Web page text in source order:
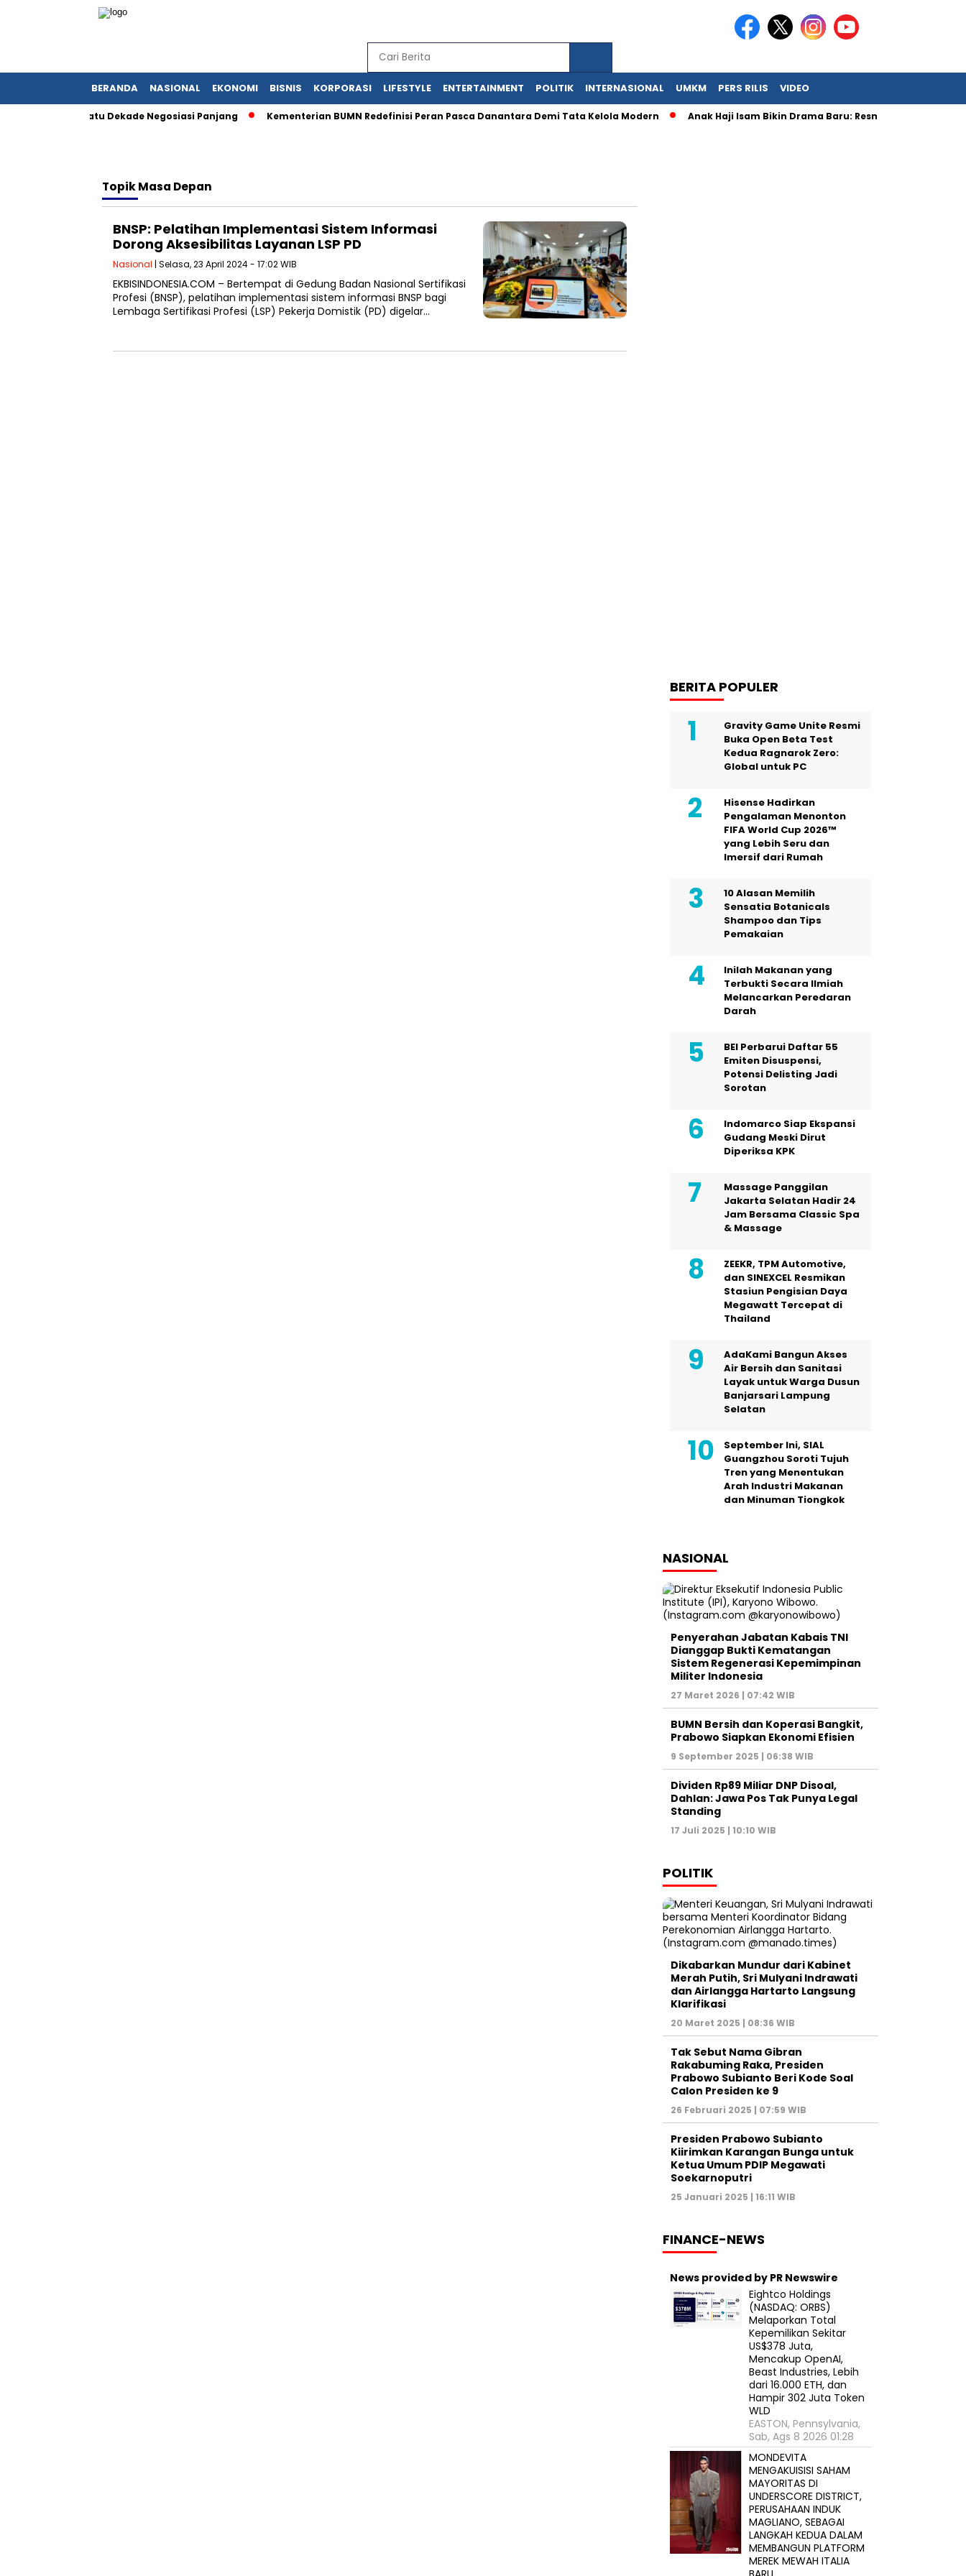
BERANDA NASIONAL EKONOMI BISNIS KORPORASI LIFESTYLE ENTERTAINMENT POLITIK INTERNASIONAL UMKM PERS RILIS VIDEO
Setelah Satu Dekade Negosiasi Panjang Kementerian BUMN Redefinisi Peran Pasca Danantara Demi Tata Kelola Modern Anak Haji Isam Bikin Drama Baru: Resmi Jadi Big Boss KFC!
TopikMasa Depan
BNSP: Pelatihan Implementasi Sistem Informasi
Dorong Aksesibilitas Layanan LSP PD
Nasional | Selasa, 23 April 2024 - 17:02 WIB
EKBISINDONESIA.COM – Bertempat di Gedung Badan Nasional Sertifikasi
Profesi (BNSP), pelatihan implementasi sistem informasi BNSP bagi
Lembaga Sertifikasi Profesi (LSP) Pekerja Domistik (PD) digelar…
BERITA POPULER
Gravity Game Unite Resmi
Buka Open Beta Test
Kedua Ragnarok Zero:
Global untuk PC
Hisense Hadirkan
Pengalaman Menonton
FIFA World Cup 2026™
yang Lebih Seru dan
Imersif dari Rumah
10 Alasan Memilih
Sensatia Botanicals
Shampoo dan Tips
Pemakaian
Inilah Makanan yang
Terbukti Secara Ilmiah
Melancarkan Peredaran
Darah
BEI Perbarui Daftar 55
Emiten Disuspensi,
Potensi Delisting Jadi
Sorotan
Indomarco Siap Ekspansi
Gudang Meski Dirut
Diperiksa KPK
Massage Panggilan
Jakarta Selatan Hadir 24
Jam Bersama Classic Spa
& Massage
ZEEKR, TPM Automotive,
dan SINEXCEL Resmikan
Stasiun Pengisian Daya
Megawatt Tercepat di
Thailand
AdaKami Bangun Akses
Air Bersih dan Sanitasi
Layak untuk Warga Dusun
Banjarsari Lampung
Selatan
September Ini, SIAL
Guangzhou Soroti Tujuh
Tren yang Menentukan
Arah Industri Makanan
dan Minuman Tiongkok
NASIONAL
Penyerahan Jabatan Kabais TNI
Dianggap Bukti Kematangan
Sistem Regenerasi Kepemimpinan
Militer Indonesia
27 Maret 2026 | 07:42 WIB
BUMN Bersih dan Koperasi Bangkit,
Prabowo Siapkan Ekonomi Efisien
9 September 2025 | 06:38 WIB
Dividen Rp89 Miliar DNP Disoal,
Dahlan: Jawa Pos Tak Punya Legal
Standing
17 Juli 2025 | 10:10 WIB
POLITIK
Dikabarkan Mundur dari Kabinet
Merah Putih, Sri Mulyani Indrawati
dan Airlangga Hartarto Langsung
Klarifikasi
20 Maret 2025 | 08:36 WIB
Tak Sebut Nama Gibran
Rakabuming Raka, Presiden
Prabowo Subianto Beri Kode Soal
Calon Presiden ke 9
26 Februari 2025 | 07:59 WIB
Presiden Prabowo Subianto
Kiirimkan Karangan Bunga untuk
Ketua Umum PDIP Megawati
Soekarnoputri
25 Januari 2025 | 16:11 WIB
FINANCE-NEWS
News provided by PR Newswire
Eightco Holdings
(NASDAQ: ORBS)
Melaporkan Total
Kepemilikan Sekitar
US$378 Juta,
Mencakup OpenAI,
Beast Industries, Lebih
dari 16.000 ETH, dan
Hampir 302 Juta Token
WLD
EASTON, Pennsylvania,
Sab, Ags 8 2026 01:28
MONDEVITA
MENGAKUISISI SAHAM
MAYORITAS DI
UNDERSCORE DISTRICT,
PERUSAHAAN INDUK
MAGLIANO, SEBAGAI
LANGKAH KEDUA DALAM
MEMBANGUN PLATFORM
MEREK MEWAH ITALIA